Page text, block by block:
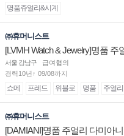
명품쥬얼리&시계
㈜휴머니스트
[LVMH Watch & Jewelry]명품
장/부점장/판매사원 채용
서울 강남구
급여협의
경력10년↑ 09/08까지
쇼메 프레드 위블로 명품 주얼리
㈜휴머니스트
[DAMIANI]명품 주얼리 다미아